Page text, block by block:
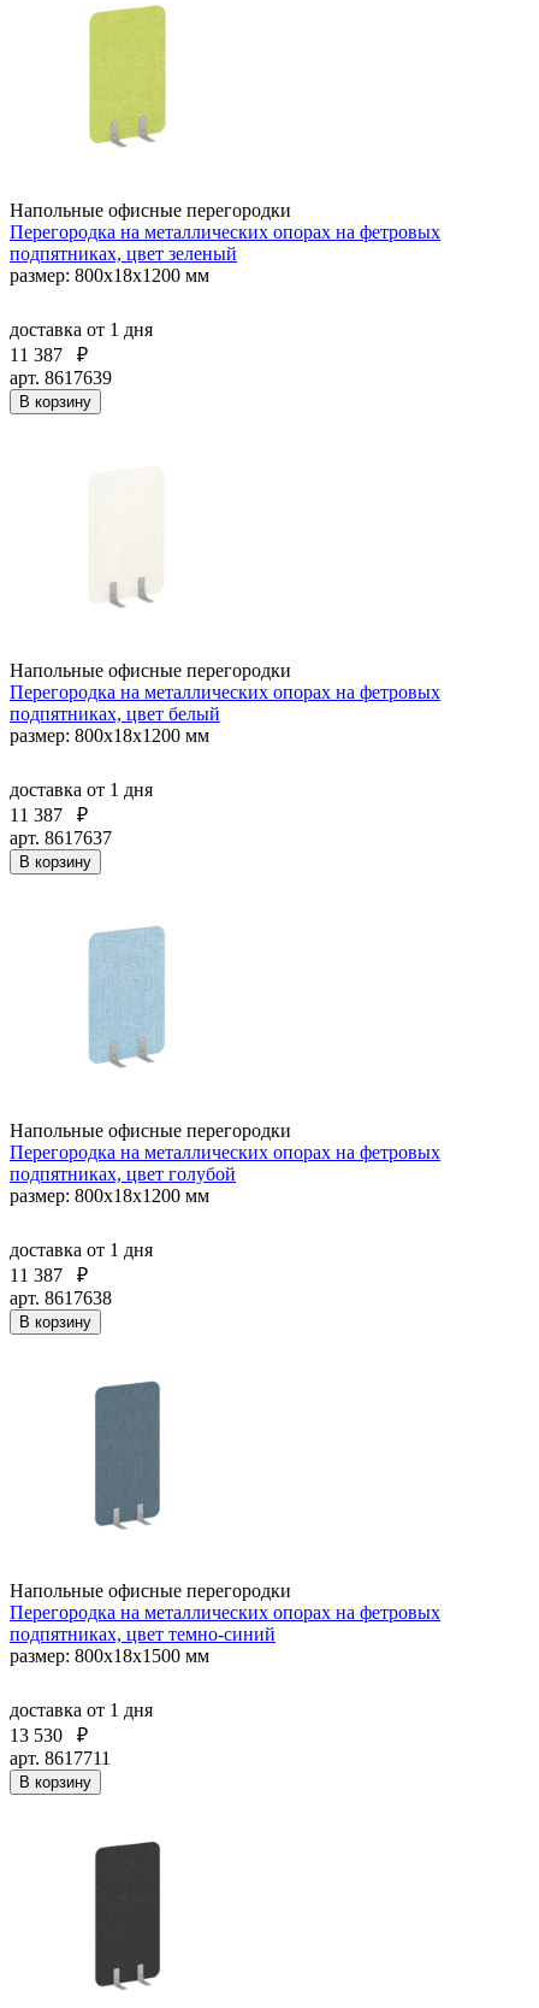
Напольные офисные перегородки
Перегородка на металлических опорах на фетровых
подпятниках, цвет зеленый
размер: 800x18x1200 мм
доставка от 1 дня
11 387
₽
арт. 8617639
В корзину
Напольные офисные перегородки
Перегородка на металлических опорах на фетровых
подпятниках, цвет белый
размер: 800x18x1200 мм
доставка от 1 дня
11 387
₽
арт. 8617637
В корзину
Напольные офисные перегородки
Перегородка на металлических опорах на фетровых
подпятниках, цвет голубой
размер: 800x18x1200 мм
доставка от 1 дня
11 387
₽
арт. 8617638
В корзину
Напольные офисные перегородки
Перегородка на металлических опорах на фетровых
подпятниках, цвет темно-синий
размер: 800x18x1500 мм
доставка от 1 дня
13 530
₽
арт. 8617711
В корзину